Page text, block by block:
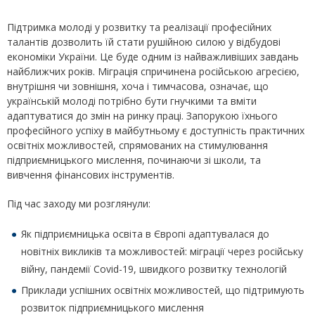
Підтримка молоді у розвитку та реалізації професійних
талантів дозволить їй стати рушійною силою у відбудові
економіки України. Це буде одним із найважливіших завдань
найближчих років. Міграція спричинена російською агресією,
внутрішня чи зовнішня, хоча і тимчасова, означає, що
українській молоді потрібно бути гнучкими та вміти
адаптуватися до змін на ринку праці. Запорукою їхнього
професійного успіху в майбутньому є доступність практичних
освітніх можливостей, спрямованих на стимулювання
підприємницького мислення, починаючи зі школи, та
вивчення фінансових інструментів.
Під час заходу ми розглянули:
Як підприємницька освіта в Європі адаптувалася до
новітніх викликів та можливостей: міграції через російську
війну, пандемії Covid-19, швидкого розвитку технологій
Приклади успішних освітніх можливостей, що підтримують
розвиток підприємницького мислення